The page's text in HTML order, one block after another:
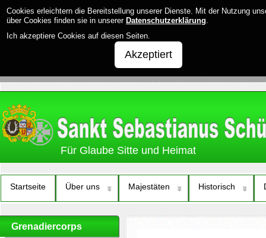
Cookies erleichtern die Bereitstellung unserer Dienste. Mit der Nutzung
über Cookies finden sie in unserer Datenschutzerklärung.
Ich akzeptiere Cookies auf diesen Seiten.
Akzeptiert
Für Glaube Sitte und Heimat
Startseite Über uns Majestäten Historisch
Grenadiercorps